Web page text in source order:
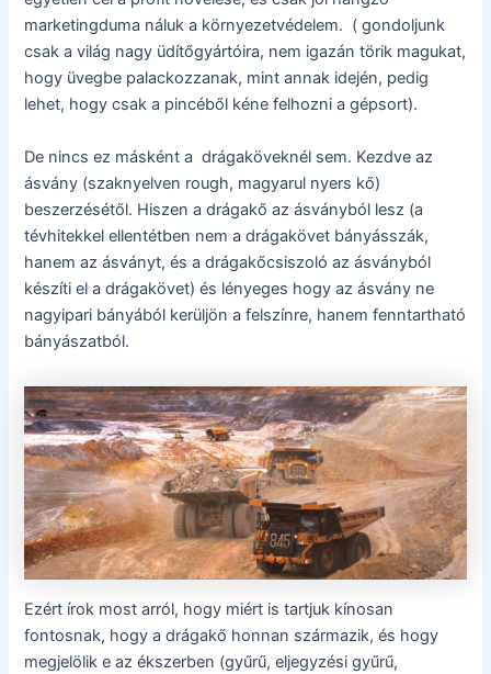
marketingduma náluk a környezetvédelem. ( gondoljunk
csak a világ nagy üdítőgyártóira, nem igazán törik magukat,
hogy üvegbe palackozzanak, mint annak idején, pedig
lehet, hogy csak a pincéből kéne felhozni a gépsort).
De nincs ez másként a drágaköveknél sem. Kezdve az
ásvány (szaknyelven rough, magyarul nyers kő)
beszerzésétől. Hiszen a drágakő az ásványból lesz (a
tévhitekkel ellentétben nem a drágakövet bányásszák,
hanem az ásványt, és a drágakőcsiszoló az ásványból
készíti el a drágakövet) és lényeges hogy az ásvány ne
nagyipari bányából kerüljön a felszínre, hanem fenntartható
bányászatból.
Ezért írok most arról, hogy miért is tartjuk kínosan
fontosnak, hogy a drágakő honnan származik, és hogy
megjelölik e az ékszerben (gyűrű, eljegyzési gyűrű,